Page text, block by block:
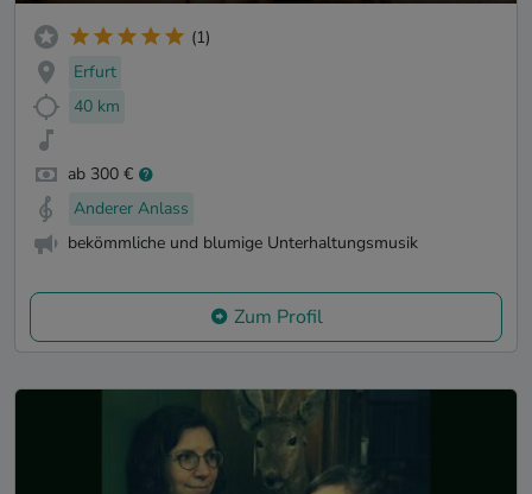
(1)
Erfurt
40 km
ab 300 €
Anderer Anlass
bekömmliche und blumige Unterhaltungsmusik
Zum Profil